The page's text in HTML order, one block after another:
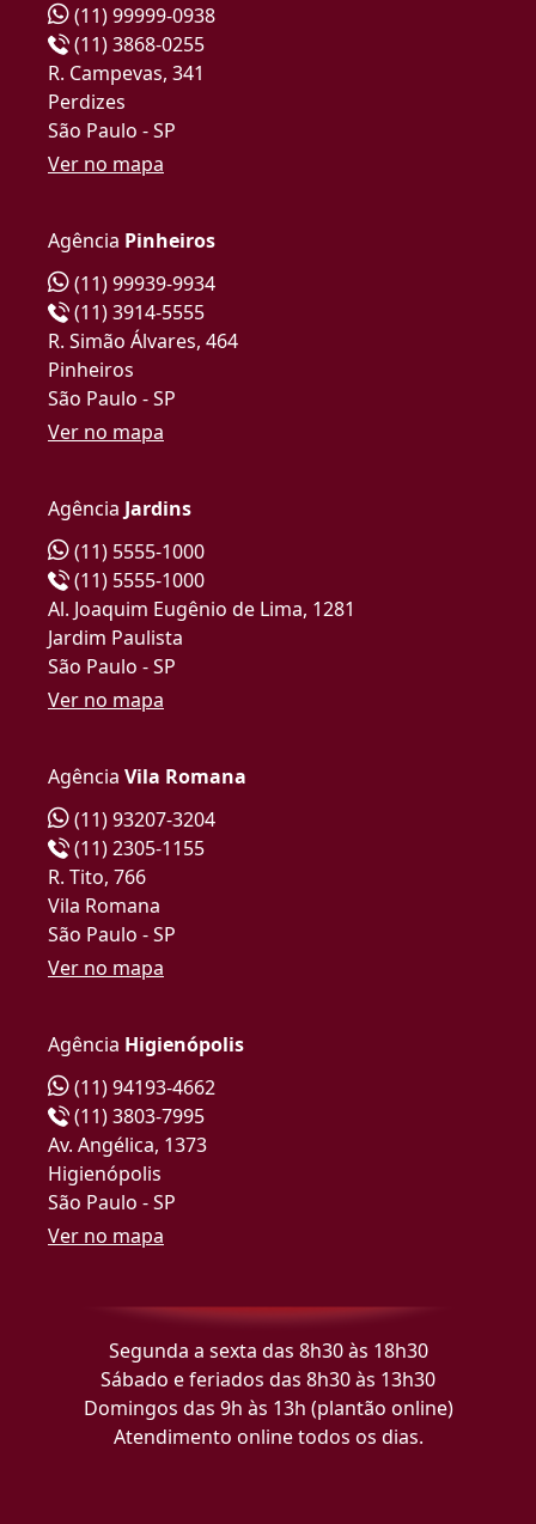
(11) 99999-0938
(11) 3868-0255
R. Campevas, 341
Perdizes
São Paulo - SP
Ver no mapa
Agência Pinheiros
(11) 99939-9934
(11) 3914-5555
R. Simão Álvares, 464
Pinheiros
São Paulo - SP
Ver no mapa
Agência Jardins
(11) 5555-1000
(11) 5555-1000
Al. Joaquim Eugênio de Lima, 1281
Jardim Paulista
São Paulo - SP
Ver no mapa
Agência Vila Romana
(11) 93207-3204
(11) 2305-1155
R. Tito, 766
Vila Romana
São Paulo - SP
Ver no mapa
Agência Higienópolis
(11) 94193-4662
(11) 3803-7995
Av. Angélica, 1373
Higienópolis
São Paulo - SP
Ver no mapa
Segunda a sexta das 8h30 às 18h30
Sábado e feriados das 8h30 às 13h30
Domingos das 9h às 13h (plantão online)
Atendimento online todos os dias.